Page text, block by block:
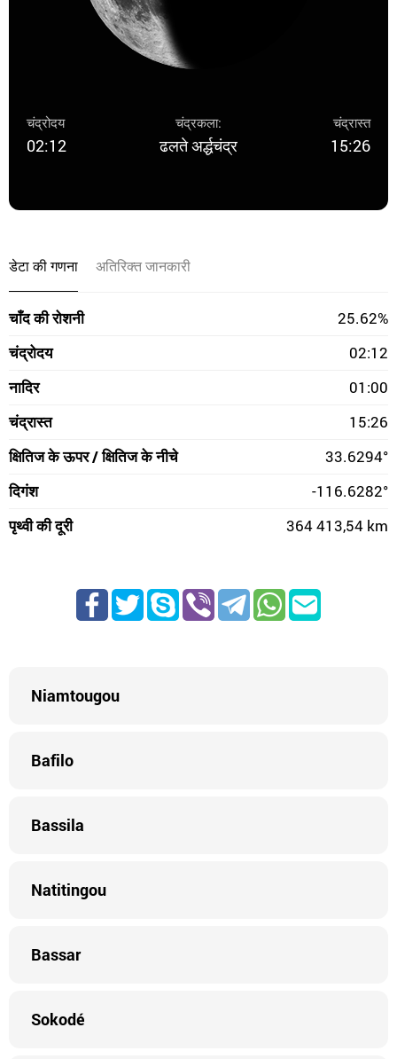
चंद्रोदय
02:12
चंद्रकला:
ढलते अर्द्धचंद्र
चंद्रास्त
15:26
डेटा की गणना अतिरिक्त जानकारी
चाँद की रोशनी
25.62%
चंद्रोदय
02:12
नादिर
01:00
चंद्रास्त
15:26
क्षितिज के ऊपर / क्षितिज के नीचे
33.6294°
दिगंश
-116.6282°
पृथ्वी की दूरी
364 413,54 km
Niamtougou
Bafilo
Bassila
Natitingou
Bassar
Sokodé